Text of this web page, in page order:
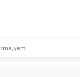
, yem